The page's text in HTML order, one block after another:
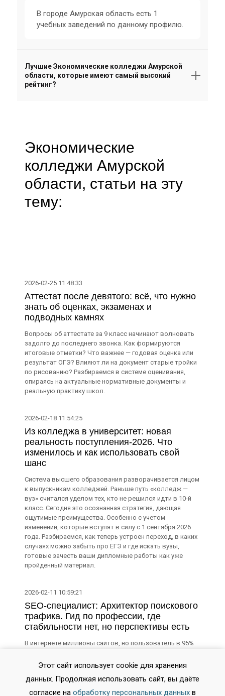
В городе Амурская область есть 1
учебных заведений по данному профилю.
Лучшие Экономические колледжи Амурской
области, которые имеют самый высокий
рейтинг?
Экономические
колледжи Амурской
области, статьи на эту
тему:
2026-02-25 11:48:33
Аттестат после девятого: всё, что нужно
знать об оценках, экзаменах и
подводных камнях
Вопросы об аттестате за 9 класс начинают волновать
задолго до последнего звонка. Как формируются
итоговые отметки? Что важнее — годовая оценка или
результат ОГЭ? Влияют ли на документ старые тройки
по рисованию? Разбираемся в системе оценивания,
опираясь на актуальные нормативные документы и
реальную практику школ.
2026-02-18 11:54:25
Из колледжа в университет: новая
реальность поступления-2026. Что
изменилось и как использовать свой
шанс
Система высшего образования разворачивается лицом
к выпускникам колледжей. Раньше путь «колледж —
вуз» считался уделом тех, кто не решился идти в 10-й
класс. Сегодня это осознанная стратегия, дающая
ощутимые преимущества. Особенно с учетом
изменений, которые вступят в силу с 1 сентября 2026
года. Разбираемся, как теперь устроен переход, в каких
случаях можно забыть про ЕГЭ и где искать вузы,
готовые зачесть ваши дипломные работы как уже
пройденный материал.
2026-02-11 10:59:21
SEO-специалист: Архитектор поискового
трафика. Гид по профессии, где
стабильности нет, но перспективы есть
В интернете миллионы сайтов, но пользователь в 95%
поисковика. Битва за эти позиции — поле работы SEO-
специалиста. Это не про «накрутку ссылок» и не про
магию. Это системная инженерия, где цель проста:
сделать так, чтобы на ваш сайт приходили не просто
Этот сайт использует cookie для хранения
данных. Продолжая использовать сайт, вы даёте
согласие на обработку персональных данных в